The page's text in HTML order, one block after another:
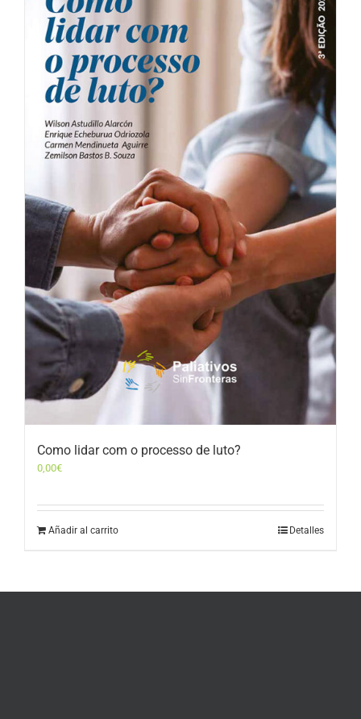
Como lidar com o processo de luto?
0,00€
Añadir al carrito Detalles